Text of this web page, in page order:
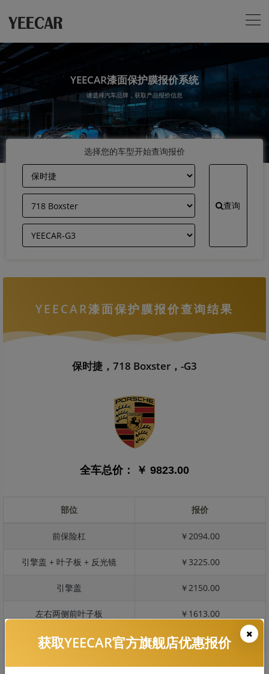
YEECAR漆面保护膜报价系统
请选择汽车品牌，获取产品报价信息
选择您的车型开始查询报价
查询
YEECAR漆面保护膜报价查询结果
保时捷，718 Boxster，-G3
全车总价： ￥ 9823.00
部位 报价
前保险杠 ￥2094.00
引擎盖 + 叶子板 + 反光镜 ￥3225.00
引擎盖 ￥2150.00
左右两侧前叶子板 ￥1613.00
反光镜 ￥321.00
后保险杠 ￥1609.00
获取YEECAR官方旗舰店优惠报价